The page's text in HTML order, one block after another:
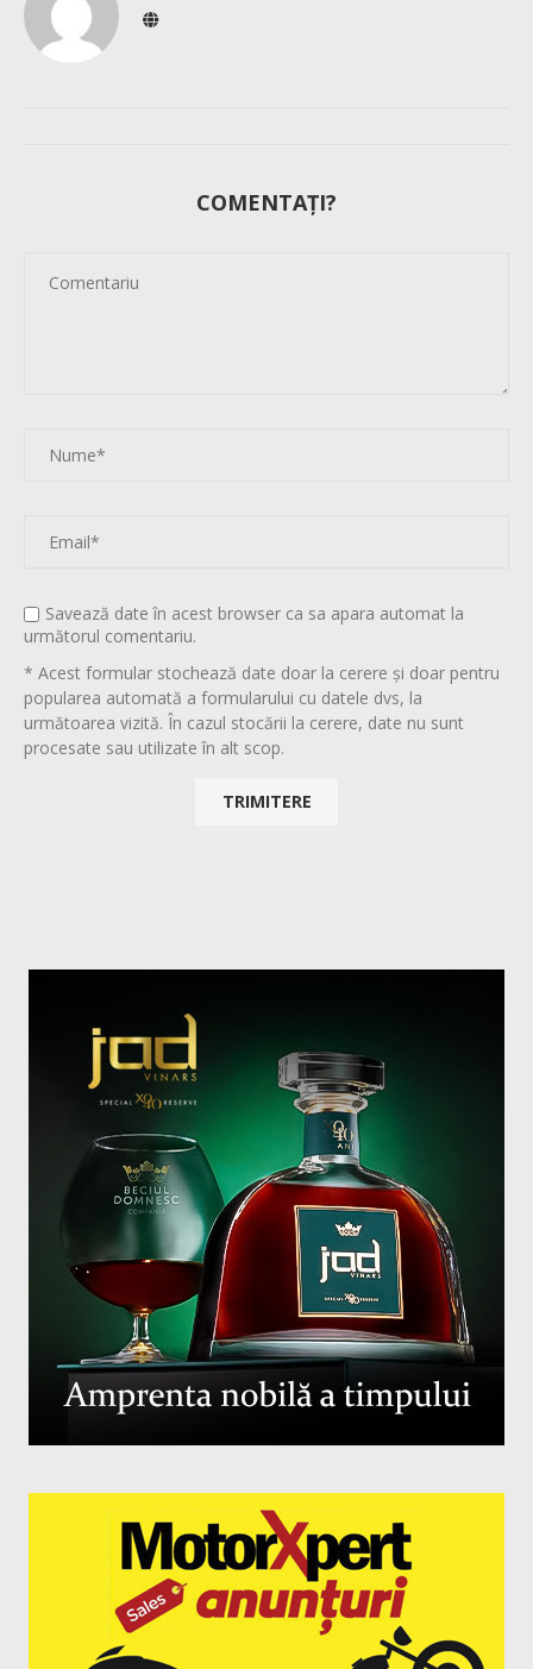
COMENTAȚI?
Savează date în acest browser ca sa apara automat la
următorul comentariu.
* Acest formular stochează date doar la cerere și doar pentru
popularea automată a formularului cu datele dvs, la
următoarea vizită. În cazul stocării la cerere, date nu sunt
procesate sau utilizate în alt scop.